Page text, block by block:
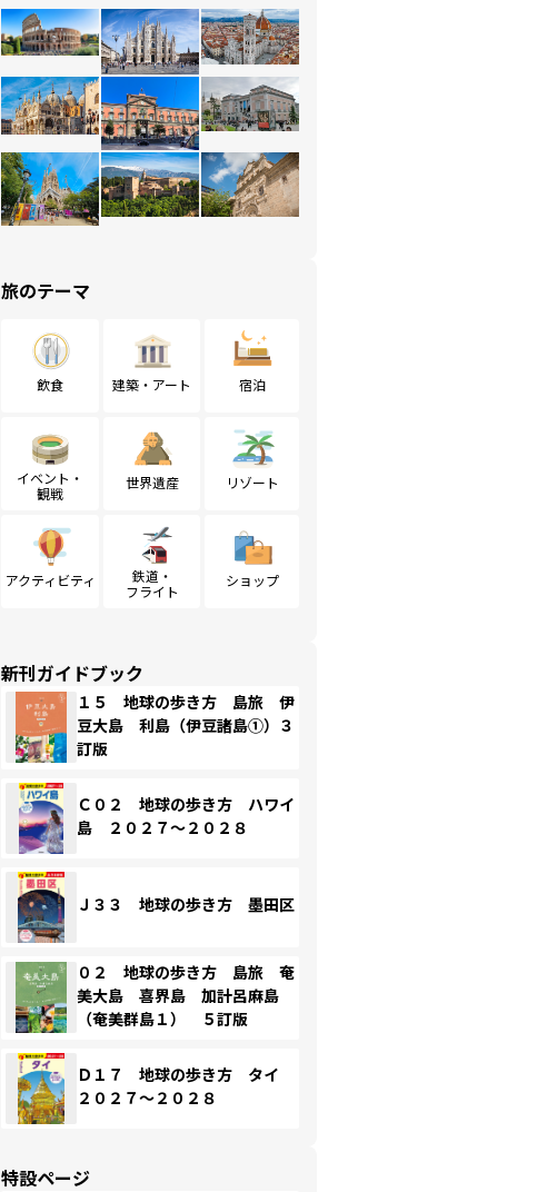
旅のテーマ
飲食 建築・アート 宿泊
イベント・
観戦
世界遺産 リゾート
アクティビティ
鉄道・
フライト
ショップ
新刊ガイドブック
１５ 地球の歩き方 島旅 伊
豆大島 利島（伊豆諸島①）３
訂版
Ｃ０２ 地球の歩き方 ハワイ
島 ２０２７～２０２８
Ｊ３３ 地球の歩き方 墨田区
０２ 地球の歩き方 島旅 奄
美大島 喜界島 加計呂麻島
（奄美群島１） ５訂版
Ｄ１７ 地球の歩き方 タイ
２０２７～２０２８
特設ページ